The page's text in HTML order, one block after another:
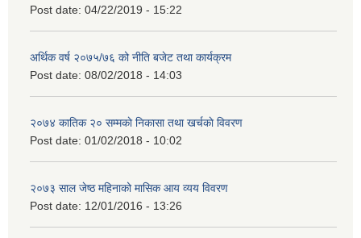
Post date: 04/22/2019 - 15:22
अर्थिक वर्ष २०७५/७६ को नीति बजेट तथा कार्यक्रम
Post date: 08/02/2018 - 14:03
२०७४ कातिक २० सम्मकाे निकासा तथा खर्चकाे विवरण
Post date: 01/02/2018 - 10:02
२०७३ साल जेष्ठ महिनाको मासिक आय व्यय विवरण
Post date: 12/01/2016 - 13:26